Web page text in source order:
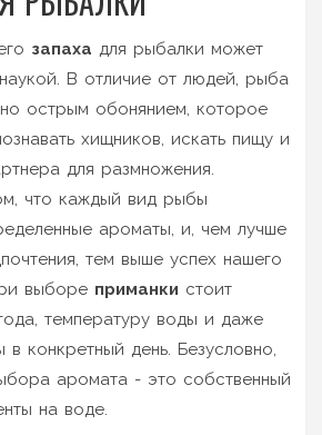
запаха для рыбалки может
В отличие от людей, рыба
острым обонянием, которое
хищников, искать пищу и
для размножения.
что каждый вид рыбы
ароматы, и, чем лучше
тем выше успех нашего
выборе приманки стоит
температуру воды и даже
в конкретный день. Безусловно,
аромата - это собственный
на воде.